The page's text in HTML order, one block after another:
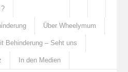
Über Wheelymum
Behinderung – Seht uns
In den Medien